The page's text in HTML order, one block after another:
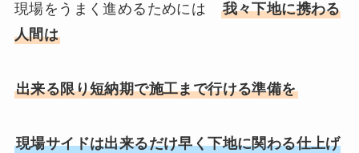
現場をうまく進めるためには 我々下地に携わる
人間は
出来る限り短納期で施工まで行ける準備を
現場サイドは出来るだけ早く下地に関わる仕上げ